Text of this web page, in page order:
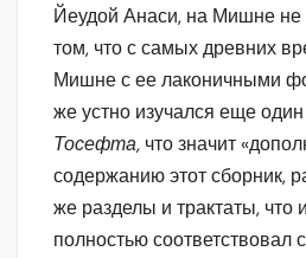
Йеудой Анаси, на Мишне не
том, что с самых древних
Мишне с ее лаконичными
же устно изучался еще
Тосефта, что значит
содержанию этот сборник,
же разделы и трактаты,
полностью соответствовал